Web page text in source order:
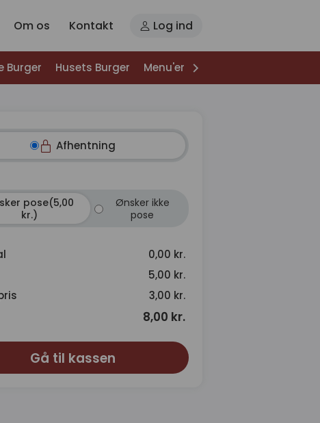
Om os Kontakt Log ind
Burger Husets Burger Menu'er
Afhentning
pose(5,00
kr.)
Ønsker ikke
pose
0,00 kr.
5,00 kr.
3,00 kr.
8,00 kr.
Gå til kassen